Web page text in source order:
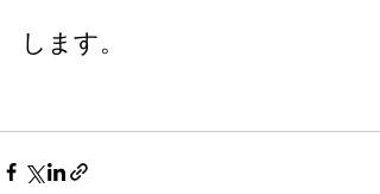
します。